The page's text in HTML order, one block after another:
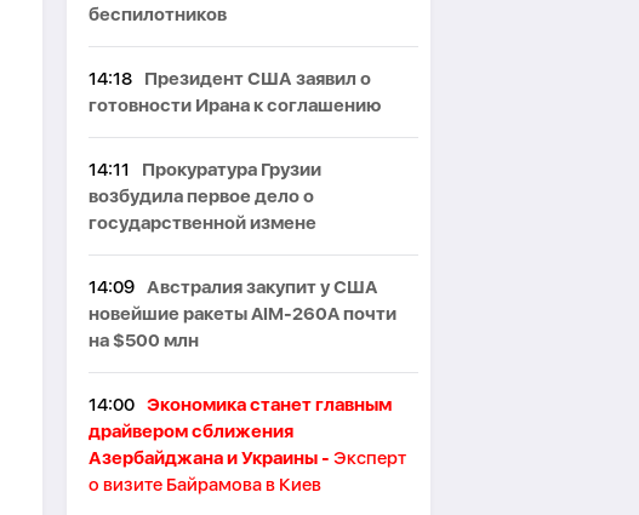
беспилотников
14:18
Президент США заявил о
готовности Ирана к соглашению
14:11
Прокуратура Грузии
возбудила первое дело о
государственной измене
14:09 Австралия закупит у США
новейшие ракеты AIM-260A почти
на $500 млн
14:00 Экономика станет главным
драйвером сближения
Азербайджана и Украины - Эксперт
о визите Байрамова в Киев